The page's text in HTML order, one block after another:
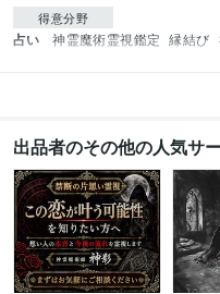
得意分野
占い 神霊魔術霊視鑑定 縁結び
出品者のその他の人気サ